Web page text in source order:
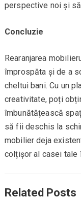
perspective noi și
Concluzie
Rearanjarea
împrospăta și de a
cheltui bani. Cu un
creativitate, poți
îmbunătățească
să fii deschis la
mobilier deja
colțișor al casei tale
Related Posts